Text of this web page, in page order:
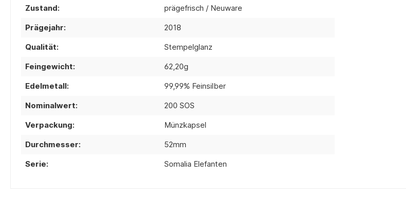
Zustand:
prägefrisch / Neuware
Prägejahr:
2018
Qualität:
Stempelglanz
Feingewicht:
62,20g
Edelmetall:
99,99% Feinsilber
Nominalwert:
200 SOS
Verpackung:
Münzkapsel
Durchmesser:
52mm
Serie:
Somalia Elefanten